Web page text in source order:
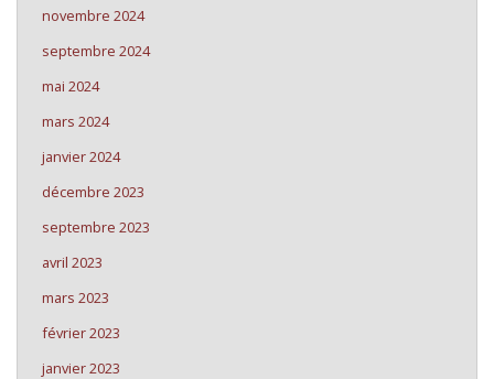
novembre 2024
septembre 2024
mai 2024
mars 2024
janvier 2024
décembre 2023
septembre 2023
avril 2023
mars 2023
février 2023
janvier 2023